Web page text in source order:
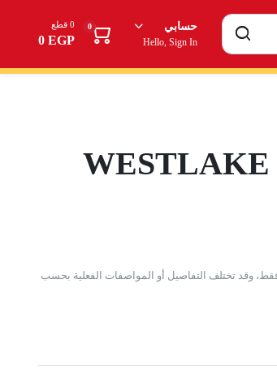
حسابي
Hello, Sign In
0 0 قطع
0 EGP
WESTLAKE
وقد تختلف التفاصيل أو المواصفات الفعلية بحسب